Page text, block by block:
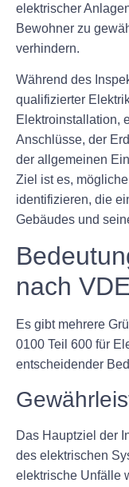
elektrischer
Bewohner zu
verhindern.
Während des
qualifizierter
Elektroinstallation,
Anschlüsse, der
der allgemeinen
Ziel ist es,
identifizieren, die
Gebäudes und
nach
Es gibt mehrere
0100 Teil 600 für
entscheidender
Das Hauptziel der
des elektrischen
elektrische Unfälle